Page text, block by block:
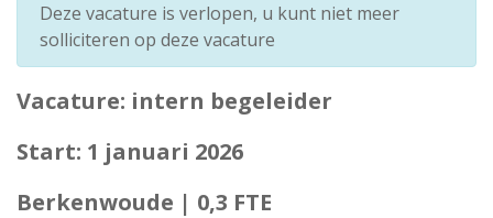
Deze vacature is verlopen, u kunt niet meer
solliciteren op deze vacature
Vacature: intern begeleider
Start: 1 januari 2026
Berkenwoude | 0,3 FTE